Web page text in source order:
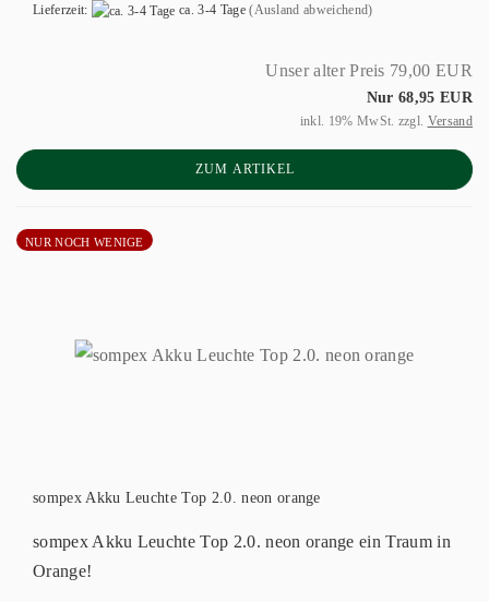
Lieferzeit: ca. 3-4 Tage (Ausland abweichend)
Unser alter Preis 79,00 EUR
Nur 68,95 EUR
inkl. 19% MwSt. zzgl. Versand
ZUM ARTIKEL
NUR NOCH WENIGE
sompex Akku Leuchte Top 2.0. neon orange
sompex Akku Leuchte Top 2.0. neon orange ein Traum in
Orange!